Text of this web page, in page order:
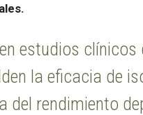
estudios clínicos
la eficacia de
del rendimiento